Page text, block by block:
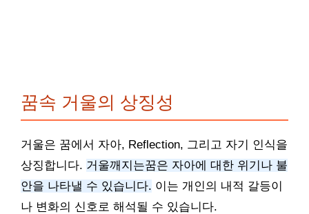
꿈속 거울의 상징성
거울은 꿈에서 자아, Reflection, 그리고 자기 인식을
상징합니다. 거울깨지는꿈은 자아에 대한 위기나 불
안을 나타낼 수 있습니다. 이는 개인의 내적 갈등이
나 변화의 신호로 해석될 수 있습니다.